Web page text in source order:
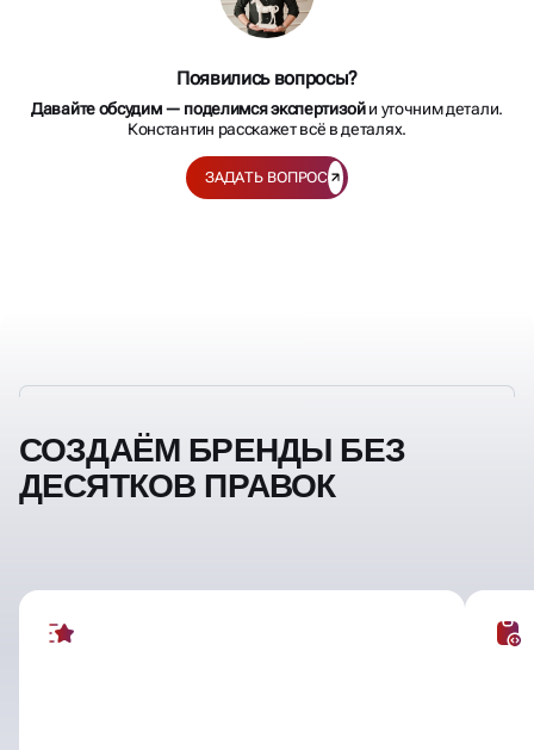
Появились вопросы?
Давайте обсудим — поделимся экспертизойи уточним детали.
Константин расскажет всё в деталях.
ЗАДАТЬ ВОПРОС
СОЗДАЁМ БРЕНДЫ БЕЗ
ДЕСЯТКОВ ПРАВОК